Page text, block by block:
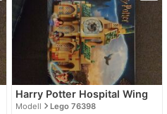
Harry Potter Hospital Wing
Modellnavigate_nextLego 76398